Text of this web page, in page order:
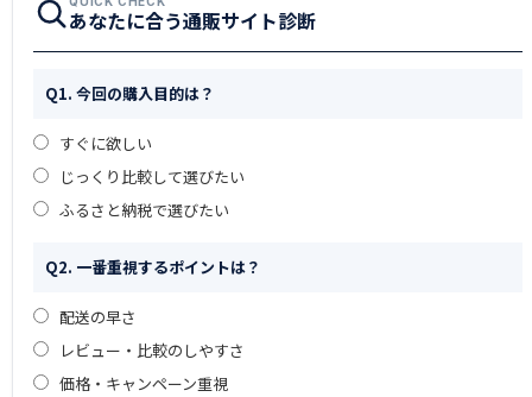
あなたに合う通販サイト診断
Q1. 今回の購入目的は？
すぐに欲しい
じっくり比較して選びたい
ふるさと納税で選びたい
Q2. 一番重視するポイントは？
配送の早さ
レビュー・比較のしやすさ
価格・キャンペーン重視